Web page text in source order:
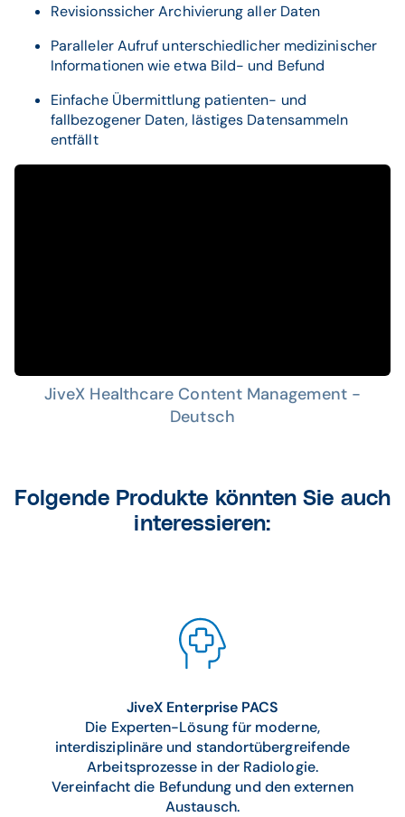
Revisionssicher Archivierung aller Daten
Paralleler Aufruf unterschiedlicher medizinischer
Informationen wie etwa Bild- und Befund
Einfache Übermittlung patienten- und
fallbezogener Daten, lästiges Datensammeln
entfällt
JiveX Healthcare Content Management -
Deutsch
Folgende Produkte könnten Sie auch
interessieren:
JiveX Enterprise PACS
Die Experten-Lösung für moderne,
interdisziplinäre und standortübergreifende
Arbeitsprozesse in der Radiologie.
Vereinfacht die Befundung und den externen
Austausch.